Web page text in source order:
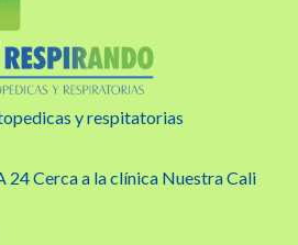
y respitatorias
24 Cerca a la clínica Nuestra Cali